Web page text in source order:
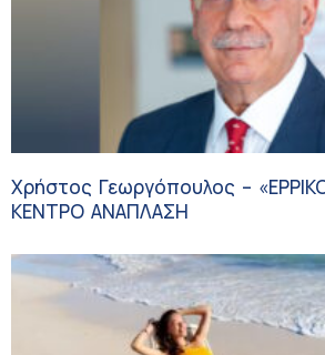
Χρήστος Γεωργόπουλος –
ΚΕΝΤΡΟ ΑΝΑΠΛΑΣΗ